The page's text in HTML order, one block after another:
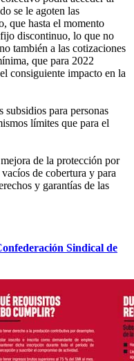
se le agoten las
que hasta el momento
discontinuo, lo que no
también a las cotizaciones
que para 2022
consiguiente impacto en la
subsidios para personas
límites que para el
de la protección por
de cobertura y para
y garantías de las
Sindical de